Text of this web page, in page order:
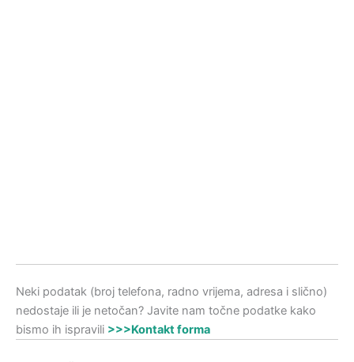
Neki podatak (broj telefona, radno vrijema, adresa i slično)
nedostaje ili je netočan? Javite nam točne podatke kako
bismo ih ispravili >>>Kontakt forma